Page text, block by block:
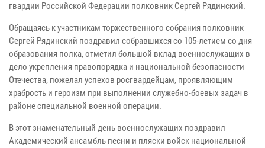
гвардии Российской Федерации полковник Сергей Рядинский.
Обращаясь к участникам торжественного собрания полковник
Сергей Рядинский поздравил собравшихся со 105-летием со дня
образования полка, отметил большой вклад военнослужащих в
дело укрепления правопорядка и национальной безопасности
Отечества, пожелал успехов росгвардейцам, проявляющим
храбрость и героизм при выполнении служебно-боевых задач в
районе специальной военной операции.
В этот знаменательный день военнослужащих поздравил
Академический ансамбль песни и пляски войск национальной